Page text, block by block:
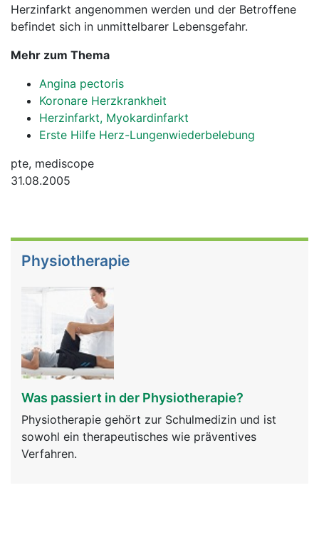
Herzinfarkt angenommen werden und der Betroffene
befindet sich in unmittelbarer Lebensgefahr.
Mehr zum Thema
Angina pectoris
Koronare Herzkrankheit
Herzinfarkt, Myokardinfarkt
Erste Hilfe Herz-Lungenwiederbelebung
pte, mediscope
31.08.2005
Physiotherapie
Was passiert in der Physiotherapie?
Physiotherapie gehört zur Schulmedizin und ist
sowohl ein therapeutisches wie präventives
Verfahren.